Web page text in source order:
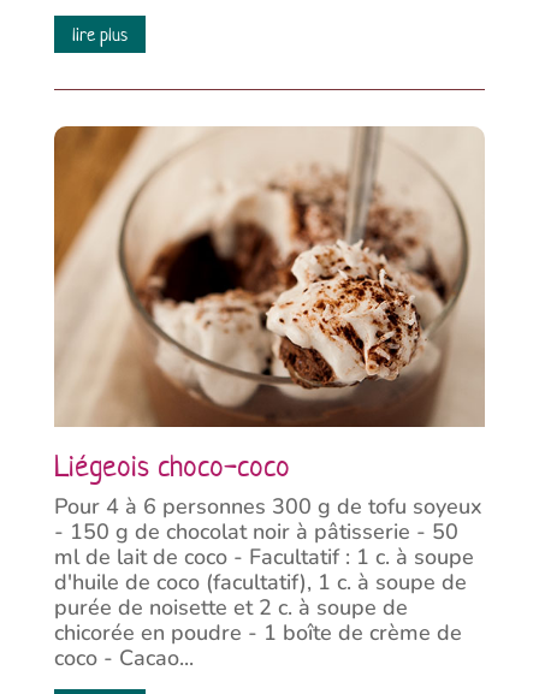
lire plus
Liégeois choco-coco
Pour 4 à 6 personnes 300 g de tofu soyeux
- 150 g de chocolat noir à pâtisserie - 50
ml de lait de coco - Facultatif : 1 c. à soupe
d'huile de coco (facultatif), 1 c. à soupe de
purée de noisette et 2 c. à soupe de
chicorée en poudre - 1 boîte de crème de
coco - Cacao...